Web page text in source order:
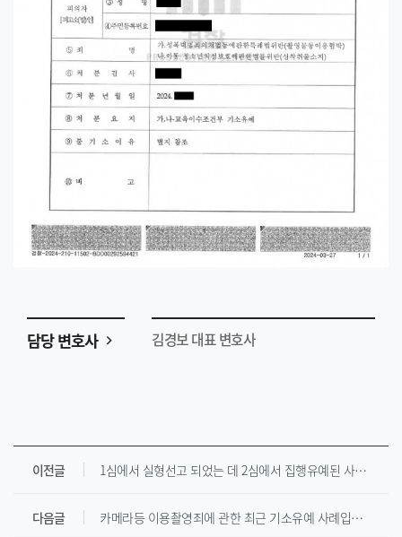
담당 변호사 김경보 대표 변호사
이전글 1심에서 실형선고 되었는 데 2심에서 집행유예된 사례입니다.[ 음주 3진 ]
다음글 카메라등 이용촬영죄에 관한 최근 기소유예 사례입니다.